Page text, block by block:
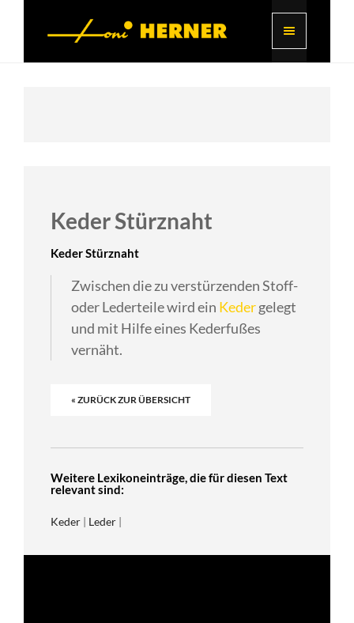
Keder Stürznaht
Keder Stürznaht
Zwischen die zu verstürzenden Stoff-
oder Lederteile wird ein Kedergelegt
und mit Hilfe eines Kederfußes
vernäht.
« ZURÜCK ZUR ÜBERSICHT
Weitere Lexikoneinträge, die für diesen Text
relevant sind:
Keder | Leder |